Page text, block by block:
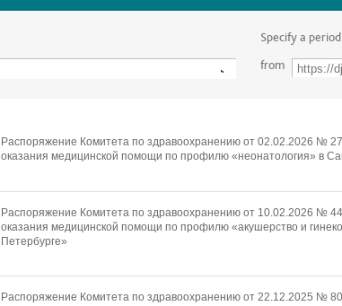
Specify a period
from
Распоряжение Комитета по здравоохранению от 02.02.2026 №
оказания медицинской помощи по профилю «неонатология» в
Распоряжение Комитета по здравоохранению от 10.02.2026 №
оказания медицинской помощи по профилю «акушерство и
Петербурге»
Распоряжение Комитета по здравоохранению от 22.12.2025 №